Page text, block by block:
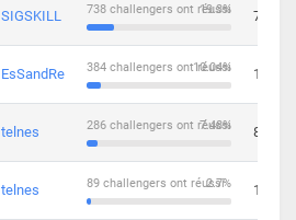
SIGSKILL 19.3%
738 challengers ont réussi 7
EsSandRe 10.04%
384 challengers ont réussi 13
telnes 7.48%
286 challengers ont réussi 8
telnes 2.7%
89 challengers ont réussi 10